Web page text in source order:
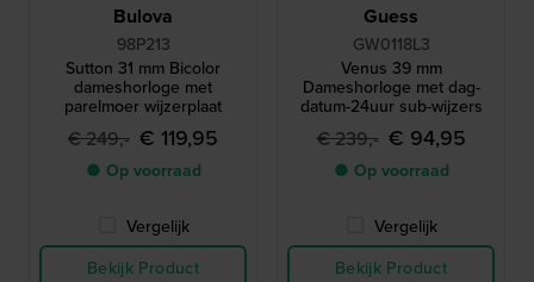
Bulova
98P213
Sutton 31 mm Bicolor
dameshorloge met
parelmoer wijzerplaat
€ 249,- € 119,95
● Op voorraad
Vergelijk
Bekijk Product
Guess
GW0118L3
Venus 39 mm
Dameshorloge met dag-
datum-24uur sub-wijzers
€ 239,- € 94,95
● Op voorraad
Vergelijk
Bekijk Product